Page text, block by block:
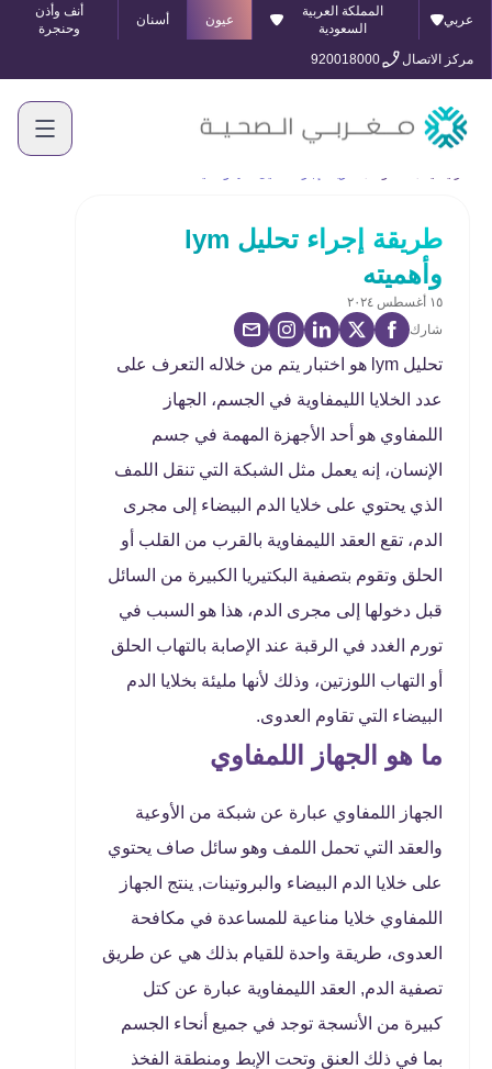
عربي
المملكة العربية
السعودية
عيون أسنان
أنف وأذن
وحنجرة
مركز الاتصال
920018000
طريقة إجراء تحليل lym
وأهميته
١٥ أغسطس ٢٠٢٤
شارك
تحليل lym هو اختبار يتم من خلاله التعرف على
عدد الخلايا الليمفاوية في الجسم، الجهاز
اللمفاوي هو أحد الأجهزة المهمة في جسم
الإنسان، إنه يعمل مثل الشبكة التي تنقل اللمف
الذي يحتوي على خلايا الدم البيضاء إلى مجرى
الدم، تقع العقد الليمفاوية بالقرب من القلب أو
الحلق وتقوم بتصفية البكتيريا الكبيرة من السائل
قبل دخولها إلى مجرى الدم، هذا هو السبب في
تورم الغدد في الرقبة عند الإصابة بالتهاب الحلق
أو التهاب اللوزتين، وذلك لأنها مليئة بخلايا الدم
البيضاء التي تقاوم العدوى.
ما هو الجهاز اللمفاوي
الجهاز اللمفاوي عبارة عن شبكة من الأوعية
والعقد التي تحمل اللمف وهو سائل صاف يحتوي
على خلايا الدم البيضاء والبروتينات, ينتج الجهاز
اللمفاوي خلايا مناعية للمساعدة في مكافحة
العدوى، طريقة واحدة للقيام بذلك هي عن طريق
تصفية الدم, العقد الليمفاوية عبارة عن كتل
كبيرة من الأنسجة توجد في جميع أنحاء الجسم
بما في ذلك العنق وتحت الإبط ومنطقة الفخذ